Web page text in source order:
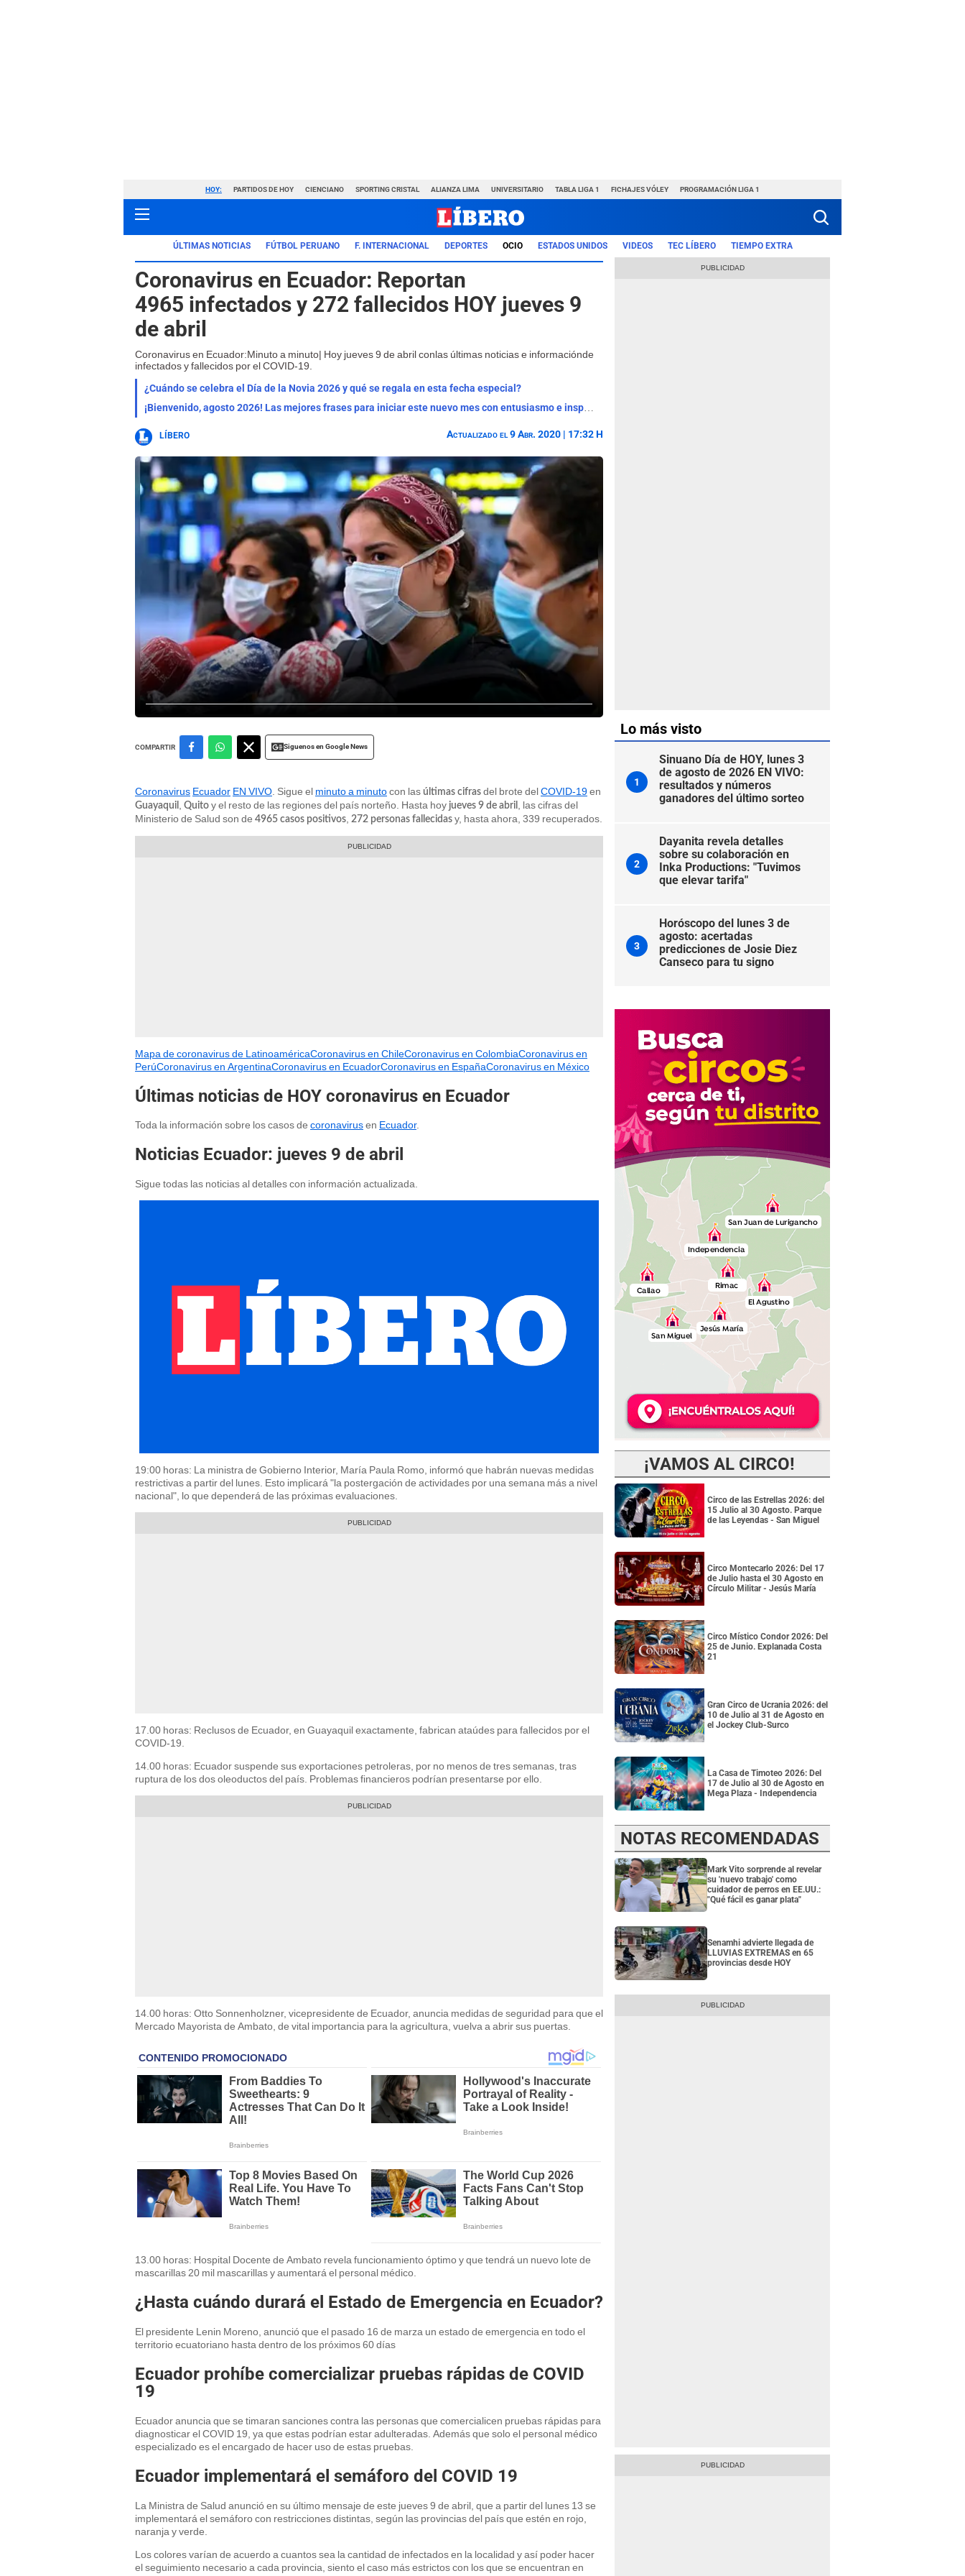
HOY: PARTIDOS DE HOY CIENCIANO SPORTING CRISTAL ALIANZA LIMA UNIVERSITARIO TABLA LIGA 1 FICHAJES VÓLEY PROGRAMACIÓN LIGA 1
ÚLTIMAS NOTICIAS FÚTBOL PERUANO F. INTERNACIONAL DEPORTES OCIO ESTADOS UNIDOS VIDEOS TEC LÍBERO TIEMPO EXTRA
Coronavirus en Ecuador: Reportan
4965 infectados y 272 fallecidos HOY jueves 9
de abril
Coronavirus en Ecuador:Minuto a minuto| Hoy jueves 9 de abril conlas últimas noticias e informaciónde
infectados y fallecidos por el COVID-19.
¿Cuándo se celebra el Día de la Novia 2026 y qué se regala en esta fecha especial?
¡Bienvenido, agosto 2026! Las mejores frases para iniciar este nuevo mes con entusiasmo e inspiración
LÍBERO Actualizado el 9 Abr. 2020 | 17:32 H
COMPARTIR Siguenos en Google News
Coronavirus Ecuador EN VIVO . Sigue el minuto a minutocon las últimas cifras del brote delCOVID-19en
Guayaquil Quito y el resto de las regiones del país norteño. Hasta hoy jueves 9 de abril
, las cifras del
Ministerio de Salud son de 4965 casos positivos 272 personas fallecidas y, hasta ahora, 339 recuperados.
Mapa de coronavirus de LatinoaméricaCoronavirus en ChileCoronavirus en ColombiaCoronavirus en
PerúCoronavirus en ArgentinaCoronavirus en EcuadorCoronavirus en EspañaCoronavirus en México
Últimas noticias de HOY coronavirus en Ecuador
Toda la información sobre los casos de coronavirusen Ecuador.
Noticias Ecuador: jueves 9 de abril
Sigue todas las noticias al detalles con información actualizada.
19:00 horas: La ministra de Gobierno Interior, María Paula Romo, informó que habrán nuevas medidas
restrictivas a partir del lunes. Esto implicará "la postergación de actividades por una semana más a nivel
nacional", lo que dependerá de las próximas evaluaciones.
17.00 horas: Reclusos de Ecuador, en Guayaquil exactamente, fabrican ataúdes para fallecidos por el
COVID-19.
14.00 horas: Ecuador suspende sus exportaciones petroleras, por no menos de tres semanas, tras
ruptura de los dos oleoductos del país. Problemas financieros podrían presentarse por ello.
14.00 horas: Otto Sonnenholzner, vicepresidente de Ecuador, anuncia medidas de seguridad para que el
Mercado Mayorista de Ambato, de vital importancia para la agricultura, vuelva a abrir sus puertas.
13.00 horas: Hospital Docente de Ambato revela funcionamiento óptimo y que tendrá un nuevo lote de
mascarillas 20 mil mascarillas y aumentará el personal médico.
¿Hasta cuándo durará el Estado de Emergencia en Ecuador?
El presidente Lenin Moreno, anunció que el pasado 16 de marza un estado de emergencia en todo el
territorio ecuatoriano hasta dentro de los próximos 60 días
Ecuador prohíbe comercializar pruebas rápidas de COVID
19
Ecuador anuncia que se timaran sanciones contra las personas que comercialicen pruebas rápidas para
diagnosticar el COVID 19, ya que estas podrían estar adulteradas. Además que solo el personal médico
especializado es el encargado de hacer uso de estas pruebas.
Ecuador implementará el semáforo del COVID 19
La Ministra de Salud anunció en su último mensaje de este jueves 9 de abril, que a partir del lunes 13 se
implementará el semáforo con restricciones distintas, según las provincias del país que estén en rojo,
naranja y verde.
Los colores varían de acuerdo a cuantos sea la cantidad de infectados en la localidad y así poder hacer
el seguimiento necesario a cada provincia, siento el caso más estrictos con los que se encuentran en
Lo más visto
1
Sinuano Día de HOY, lunes 3
de agosto de 2026 EN VIVO:
resultados y números
ganadores del último sorteo
2
Dayanita revela detalles
sobre su colaboración en
Inka Productions: "Tuvimos
que elevar tarifa"
3
Horóscopo del lunes 3 de
agosto: acertadas
predicciones de Josie Diez
Canseco para tu signo
¡VAMOS AL CIRCO!
Circo de las Estrellas 2026: del
15 Julio al 30 Agosto. Parque
de las Leyendas - San Miguel
Circo Montecarlo 2026: Del 17
de Julio hasta el 30 Agosto en
Círculo Militar - Jesús María
Circo Místico Condor 2026: Del
25 de Junio. Explanada Costa
21
Gran Circo de Ucrania 2026: del
10 de Julio al 31 de Agosto en
el Jockey Club-Surco
La Casa de Timoteo 2026: Del
17 de Julio al 30 de Agosto en
Mega Plaza - Independencia
NOTAS RECOMENDADAS
Mark Vito sorprende al revelar
su 'nuevo trabajo' como
cuidador de perros en EE.UU.:
"Qué fácil es ganar plata"
Senamhi advierte llegada de
LLUVIAS EXTREMAS en 65
provincias desde HOY